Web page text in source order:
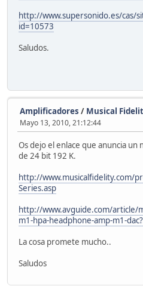
http://www.supersonido.es/cas/
id=10573
Saludos.
Amplificadores / Musical
Mayo 13, 2010, 21:12:44
Os dejo el enlace que anuncia un
de 24 bit 192 K.
http://www.musicalfidelity.com/
Series.asp
http://www.avguide.com/article/
m1-hpa-headphone-amp-m1-
La cosa promete mucho..
Saludos